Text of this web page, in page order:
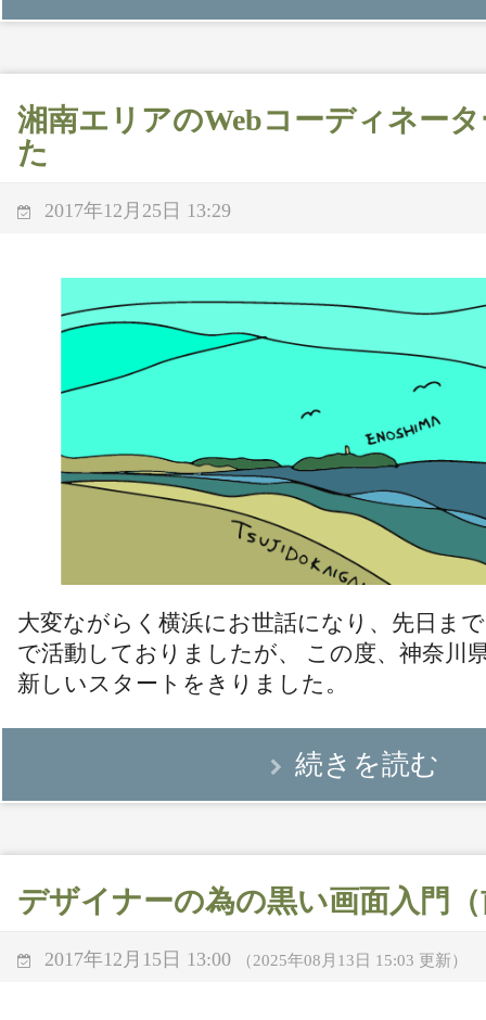
湘南エリアのWebコーディネー
た
2017年12月25日 13:29
大変ながらく横浜にお世話になり、先日ま
で活動しておりましたが、 この度、神奈川
新しいスタートをきりました。
続きを読む
デザイナーの為の黒い画面入門
2017年12月15日 13:00 （2025年08月13日 15:03 更新）